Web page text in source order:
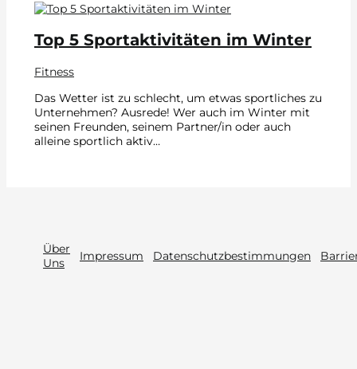
Top 5 Sportaktivitäten im Winter
Fitness
Das Wetter ist zu schlecht, um etwas sportliches zu
Unternehmen? Ausrede! Wer auch im Winter mit
seinen Freunden, seinem Partner/in oder auch
alleine sportlich aktiv…
Über
Uns
Impressum Datenschutzbestimmungen